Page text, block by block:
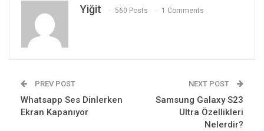
Yiğit 560 Posts 1 Comments
PREV POST
Whatsapp Ses Dinlerken
Ekran Kapanıyor
NEXT POST
Samsung Galaxy S23
Ultra Özellikleri
Nelerdir?